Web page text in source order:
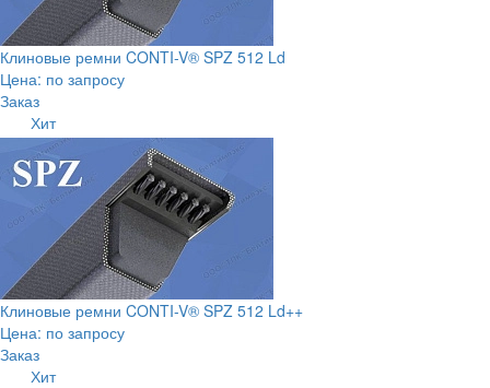
Клиновые ремни CONTI-V® SPZ 512 Ld
Цена: по запросу
Заказ
Хит
Клиновые ремни CONTI-V® SPZ 512 Ld++
Цена: по запросу
Заказ
Хит